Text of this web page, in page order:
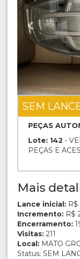
SEM
PEÇAS
Lote: 142 -
PEÇAS E
Mais
Lance inicial:
Incremento: R$
Encerramento:
Visitas: 211
Local: MATO
Status: SEM